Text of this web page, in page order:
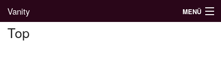
Vanity MENÜ
Top